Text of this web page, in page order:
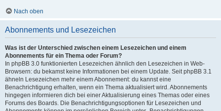
Nach oben
Abonnements und Lesezeichen
Was ist der Unterschied zwischen einem Lesezeichen und einem
Abonnements für ein Thema oder Forum?
In phpBB 3.0 funktionierten Lesezeichen ähnlich den Lesezeichen in Web-
Browsern: du bekamst keine Informationen bei einem Update. Seit phpBB 3.1
ähneln Lesezeichen mehr einem Abonnement: du kannst eine
Benachrichtigung erhalten, wenn ein Thema aktualisiert wird. Abonnements
hingegen informieren dich bei einer Aktualisierung eines Themas oder eines
Forums des Boards. Die Benachrichtigungsoptionen für Lesezeichen und